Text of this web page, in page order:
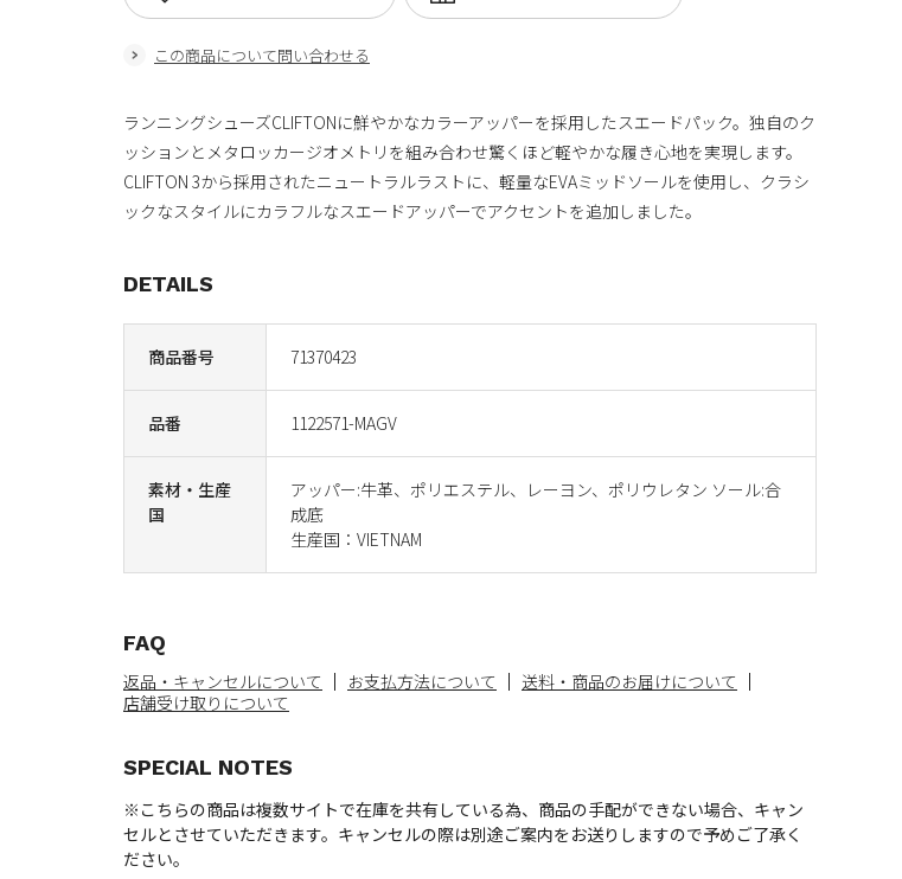
商品番号 71370423
品番 1122571-MAGV
素材・生産
国
アッパー:牛革、ポリエステル、レーヨン、ポリウレタン ソール:合
成底
生産国：VIETNAM
この商品について問い合わせる
ランニングシューズCLIFTONに鮮やかなカラーアッパーを採用したスエードパック。独自のク
ッションとメタロッカージオメトリを組み合わせ驚くほど軽やかな履き心地を実現します。
CLIFTON 3から採用されたニュートラルラストに、軽量なEVAミッドソールを使用し、クラシ
ックなスタイルにカラフルなスエードアッパーでアクセントを追加しました。
DETAILS
FAQ
返品・キャンセルについて お支払方法について
送料・商品のお届けについて
店舗受け取りについて
SPECIAL NOTES
※こちらの商品は複数サイトで在庫を共有している為、商品の手配ができない場合、キャン
セルとさせていただきます。キャンセルの際は別途ご案内をお送りしますので予めご了承く
ださい。